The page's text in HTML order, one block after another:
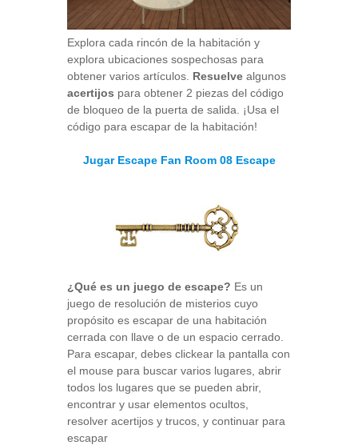
Explora cada rincón de la habitación y
explora ubicaciones sospechosas para
obtener varios artículos. Resuelve algunos
acertijos para obtener 2 piezas del código
de bloqueo de la puerta de salida. ¡Usa el
código para escapar de la habitación!
Jugar Escape Fan Room 08 Escape
¿Qué es un juego de escape? Es un
juego de resolución de misterios cuyo
propósito es escapar de una habitación
cerrada con llave o de un espacio cerrado.
Para escapar, debes clickear la pantalla con
el mouse para buscar varios lugares, abrir
todos los lugares que se pueden abrir,
encontrar y usar elementos ocultos,
resolver acertijos y trucos, y continuar para
escapar